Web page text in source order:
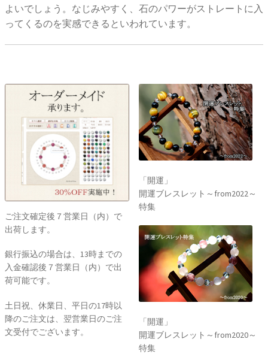
よいでしょう。なじみやすく、石のパワーがストレートに入
ってくるのを実感できるといわれています。
ご注文確定後７営業日（内）で
出荷します。
銀行振込の場合は、13時までの
入金確認後７営業日（内）で出
荷可能です。
土日祝、休業日、平日の17時以
降のご注文は、翌営業日のご注
文受付でございます。
「開運」
開運ブレスレット～from2022～
特集
「開運」
開運ブレスレット～from2020～
特集